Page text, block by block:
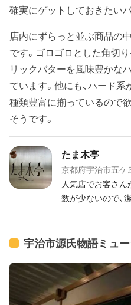
確実にゲットしておきたい
店内にずらっと並ぶ商品の
です。ゴロゴロとした角切
リックバターを風味豊かな
ています。他にも、ハード
種類豊富に揃っているので
そうです。
たま木亭
京都府宇治市五ケ
人気店でお客さん
数が少ないので、
宇治市源氏物語ミュ